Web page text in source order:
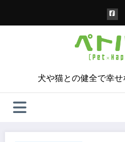
犬や猫との健全で幸